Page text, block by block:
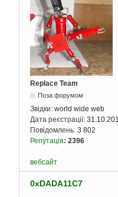
Replace Team
Поза форумом
Звідки: world wide web
Дата реєстрації:
Повідомлень: 3 802
Репутація: 2396
вебсайт
0xDADA11C7